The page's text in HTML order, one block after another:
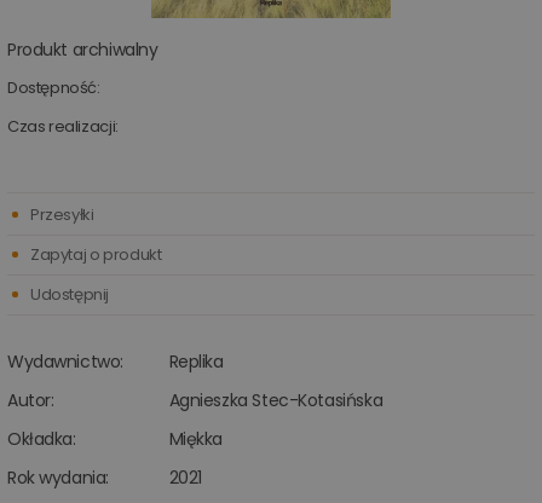
Produkt archiwalny
Dostępność:
Czas realizacji:
Wydawnictwo:
Replika
Autor:
Agnieszka Stec-Kotasińska
Okładka:
Miękka
Rok wydania:
2021
Przesyłki
Zapytaj o produkt
Udostępnij